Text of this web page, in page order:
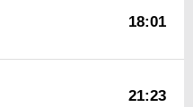
18:01
21:23